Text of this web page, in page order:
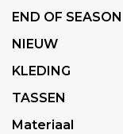
END OF SEASON
NIEUW
KLEDING
TASSEN
Materiaal